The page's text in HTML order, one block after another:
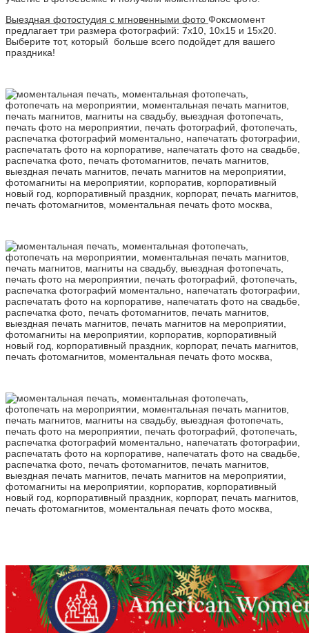
Выездная фотостудия с мгновенными фото Фоксмомент
предлагает три размера фотографий: 7х10, 10х15 и 15х20.
Выберите тот, который больше всего подойдет для вашего
праздника!